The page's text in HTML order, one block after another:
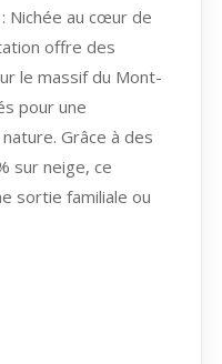
: Nichée au cœur de
offre des
le massif du Mont-
pour une
Grâce à des
sur neige, ce
sortie familiale ou